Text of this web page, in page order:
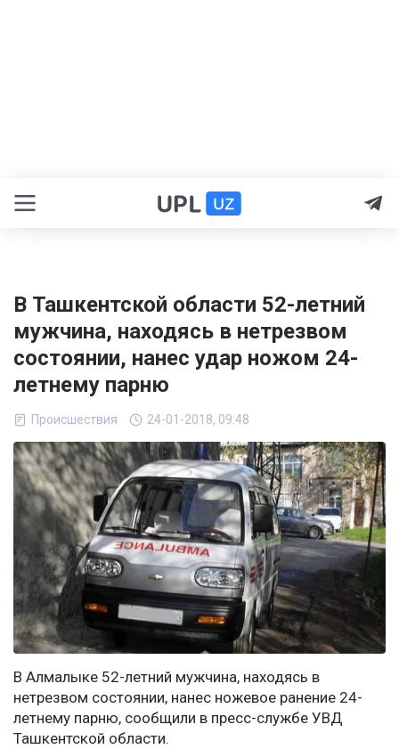
В Ташкентской области 52-летний
мужчина, находясь в нетрезвом
состоянии, нанес удар ножом 24-
летнему парню
Происшествия 24-01-2018, 09:48
В Алмалыке 52-летний мужчина, находясь в
нетрезвом состоянии, нанес ножевое ранение 24-
летнему парню, сообщили в пресс-службе УВД
Ташкентской области.